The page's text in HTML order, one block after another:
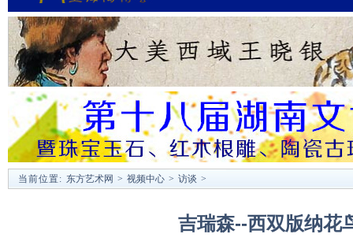
当前位置: 东方艺术网 > 视频中心 > 访谈 >
吉瑞森--西双版纳花